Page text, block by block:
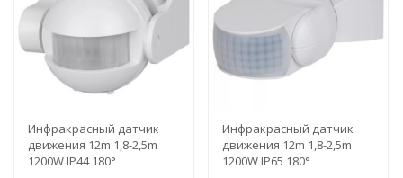
Инфракрасный датчик
движения 12m 1,8-2,5m
1200W IP44 180°
Инфракрасный датчик
движения 12m 1,8-2,5m
1200W IP65 180°